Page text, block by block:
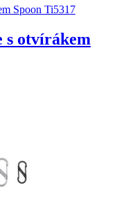
s otvírákem